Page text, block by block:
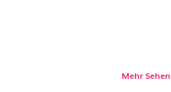
Mehr Sehen